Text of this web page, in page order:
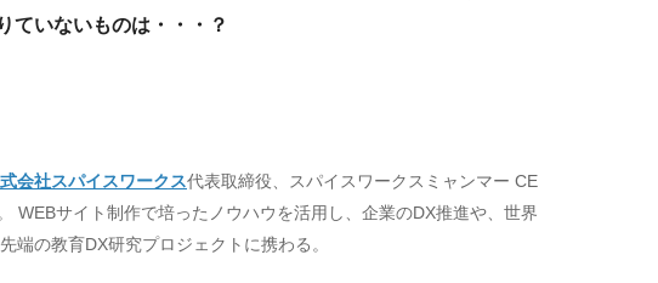
ていないものは・・・？
会社スパイスワークス代表取締役、スパイスワークスミャンマー CE
WEBサイト制作で培ったノウハウを活用し、企業のDX推進や、世界
端の教育DX研究プロジェクトに携わる。